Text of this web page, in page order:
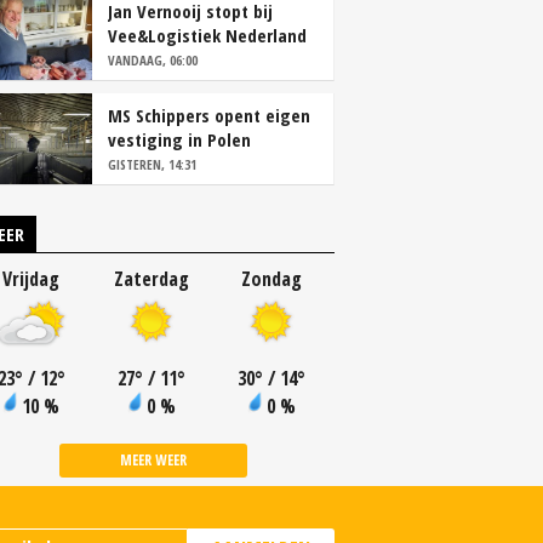
Jan Vernooij stopt bij
Vee&Logistiek Nederland
VANDAAG, 06:00
MS Schippers opent eigen
vestiging in Polen
GISTEREN, 14:31
Vrijdag
° / 12°
10 %
Zaterdag
27° / 11°
0 %
Zondag
30° / 14°
0 %
MEER WEER